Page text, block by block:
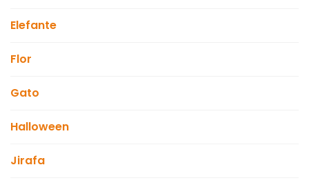
Elefante
Flor
Gato
Halloween
Jirafa